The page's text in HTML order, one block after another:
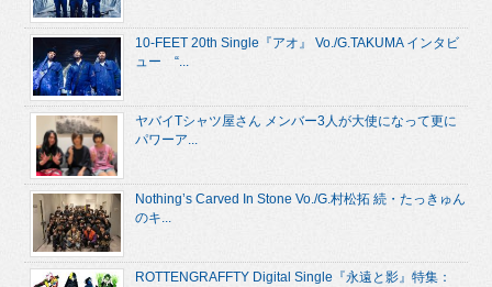
10-FEET 20th Single『アオ』 Vo./G.TAKUMA インタビ
ュー “...
ヤバイTシャツ屋さん メンバー3人が大使になって更に
パワーア...
Nothing’s Carved In Stone Vo./G.村松拓 続・たっきゅん
のキ...
ROTTENGRAFFTY Digital Single『永遠と影』特集：